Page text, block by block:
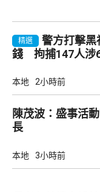
精選
警方打擊黑
錢 拘捕147人涉
本地 2小時前
陳茂波：盛事活
長
本地 3小時前